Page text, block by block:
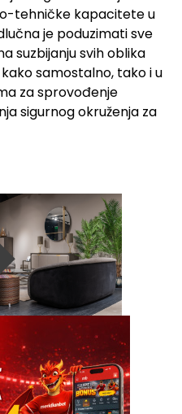
tehničke kapacitete u
je poduzimati sve
suzbijanju svih oblika
samostalno, tako i u
za sprovođenje
sigurnog okruženja za